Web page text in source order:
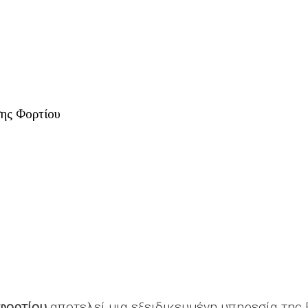
Φορτίου